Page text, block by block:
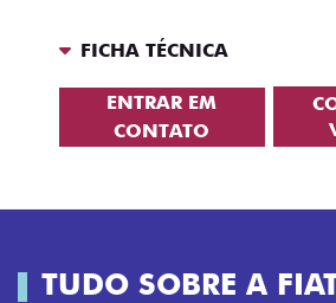
FICHA TÉCNICA
ENTRAR EM
CONTATO
TUDO SOBRE A